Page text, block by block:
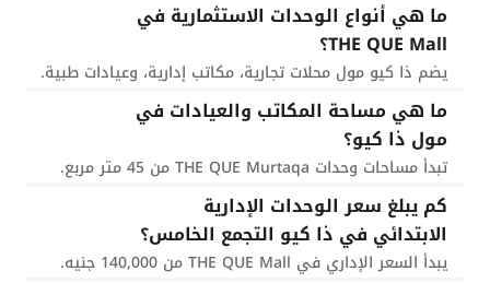
ما هي أنواع الوحدات الاستثمارية في
THE QUE Mall؟
يضم ذا كيو مول محلات تجارية، مكاتب إدارية، وعيادات طبية.
ما هي مساحة المكاتب والعيادات في
مول ذا كيو؟
تبدأ مساحات وحدات THE QUE Murtaqa من 45 متر مربع.
كم يبلغ سعر الوحدات الإدارية
الابتدائي في ذا كيو التجمع الخامس؟
يبدأ السعر الإداري في THE QUE Mall من 140,000 جنيه.